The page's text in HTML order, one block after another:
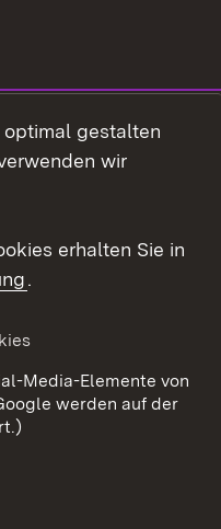
optimal gestalten
wir
erhalten Sie in
.
Media-Elemente von
werden auf der